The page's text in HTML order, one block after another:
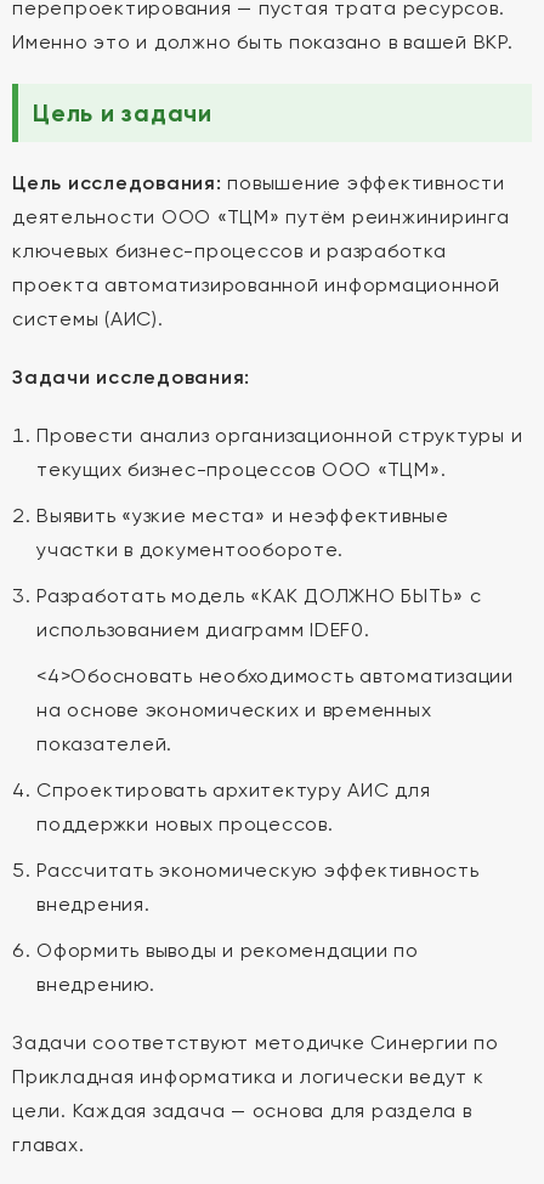
перепроектирования — пустая трата ресурсов.
Именно это и должно быть показано в вашей ВКР.
Цель и задачи
Цель исследования: повышение эффективности
деятельности ООО «ТЦМ» путём реинжиниринга
ключевых бизнес-процессов и разработка
проекта автоматизированной информационной
системы (АИС).
Задачи исследования:
Провести анализ организационной структуры и
текущих бизнес-процессов ООО «ТЦМ».
Выявить «узкие места» и неэффективные
участки в документообороте.
Разработать модель «КАК ДОЛЖНО БЫТЬ» с
использованием диаграмм IDEF0.
<4>Обосновать необходимость автоматизации
на основе экономических и временных
показателей.
Спроектировать архитектуру АИС для
поддержки новых процессов.
Рассчитать экономическую эффективность
внедрения.
Оформить выводы и рекомендации по
внедрению.
Задачи соответствуют методичке Синергии по
Прикладная информатика и логически ведут к
цели. Каждая задача — основа для раздела в
главах.